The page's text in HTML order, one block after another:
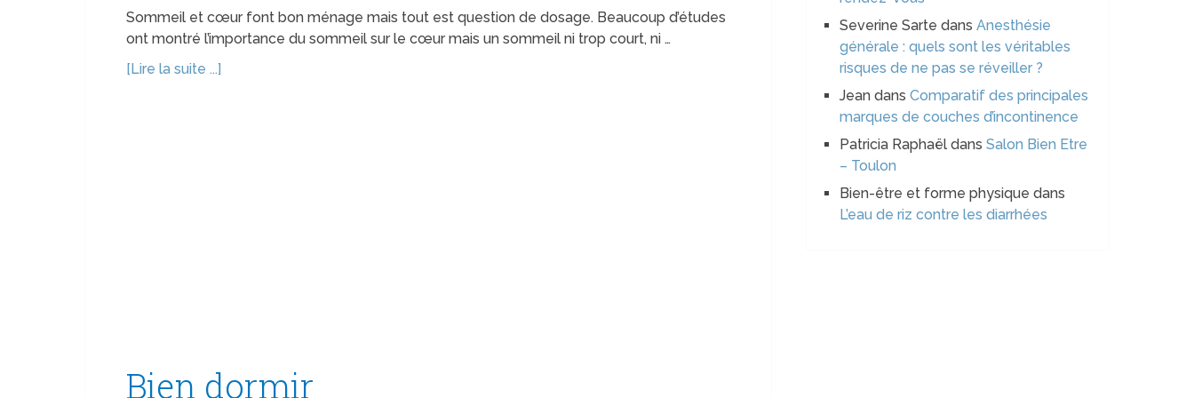
Sommeil et cœur font bon ménage mais tout est question de dosage. Beaucoup d’études
ont montré l’importance du sommeil sur le cœur mais un sommeil ni trop court, ni …
[Lire la suite ...]
Bien dormir
Severine Sarte dansAnesthésie
générale : quels sont les véritables
risques de ne pas se réveiller ?
Jean dansComparatif des principales
marques de couches d’incontinence
Patricia Raphaël dansSalon Bien Etre
– Toulon
Bien-être et forme physique dans
L’eau de riz contre les diarrhées